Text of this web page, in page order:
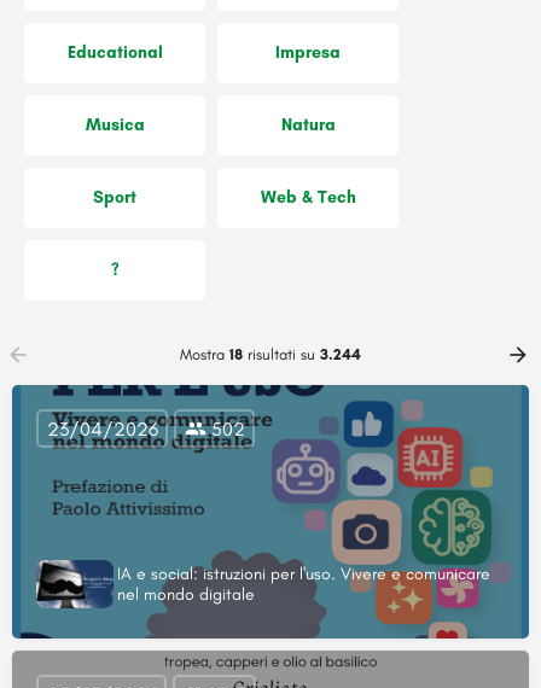
Educational Impresa
Musica Natura
Sport Web & Tech
?
Mostra 18 risultati su 3.244
IA e social: istruzioni per l'uso. Vivere e comunicare
nel mondo digitale
23/04/2026 502